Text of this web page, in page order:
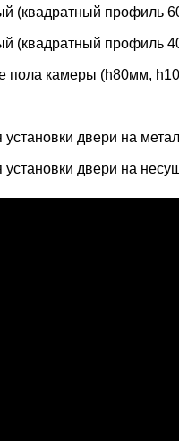
(квадратный профиль
(квадратный профиль
пола камеры (h80мм,
двери на
двери на